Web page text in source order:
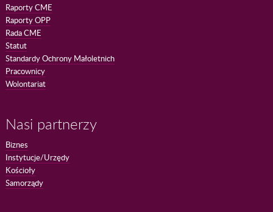
Raporty CME
Raporty OPP
Rada CME
Statut
Standardy Ochrony Małoletnich
Pracownicy
Wolontariat
Nasi partnerzy
Biznes
Instytucje/Urzędy
Kościoły
Samorządy